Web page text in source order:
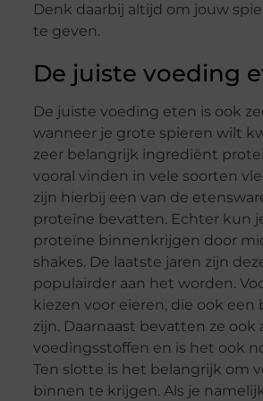
Denk daarbij altijd om jouw
te geven.
De juiste voeding
De juiste voeding eten is ook
wanneer je grote spieren wilt
zeer belangrijk ingrediënt
vooral vinden in vele soorten
zijn hierbij een van de
proteïne bevatten. Echter kun
proteïne binnenkrijgen door
shakes. De laatste jaren zijn
populairder aan het worden.
kiezen voor eieren, die ook
zijn. Daarnaast bevatten ze ook
voedingsstoffen en is het ook
Ten slotte is het belangrijk om
binnen te krijgen. Als je